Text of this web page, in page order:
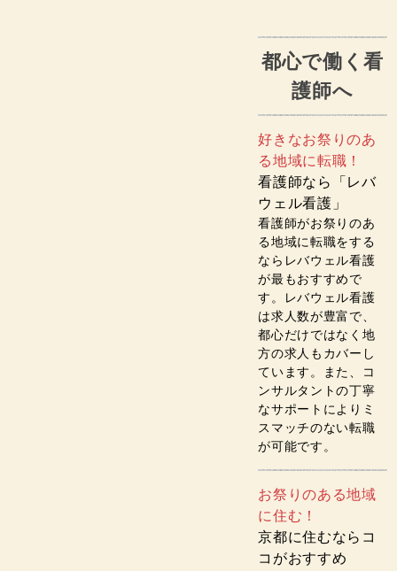
都心で働く看
護師へ
好きなお祭りのあ
る地域に転職！
看護師なら「レバ
ウェル看護」
看護師がお祭りのあ
る地域に転職をする
ならレバウェル看護
が最もおすすめで
す。レバウェル看護
は求人数が豊富で、
都心だけではなく地
方の求人もカバーし
ています。また、コ
ンサルタントの丁寧
なサポートによりミ
スマッチのない転職
が可能です。
お祭りのある地域
に住む！
京都に住むならコ
コがおすすめ